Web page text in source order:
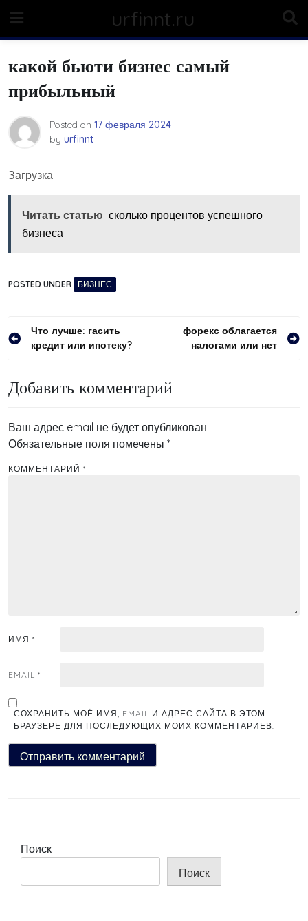
content
urfinnt.ru
какой бьюти бизнес самый
прибыльный
Posted on 17 февраля 2024
by urfinnt
Загрузка…
Читать статью сколько процентов успешного
бизнеса
POSTED UNDER БИЗНЕС
Навигация
Что лучше: гасить
кредит или ипотеку?
форекс облагается
налогами или нет
Добавить комментарий
Ваш адрес email не будет опубликован.
Обязательные поля помечены *
КОММЕНТАРИЙ *
ИМЯ *
EMAIL *
СОХРАНИТЬ МОЁ ИМЯ, EMAIL И АДРЕС САЙТА В ЭТОМ
БРАУЗЕРЕ ДЛЯ ПОСЛЕДУЮЩИХ МОИХ КОММЕНТАРИЕВ.
Поиск
Поиск